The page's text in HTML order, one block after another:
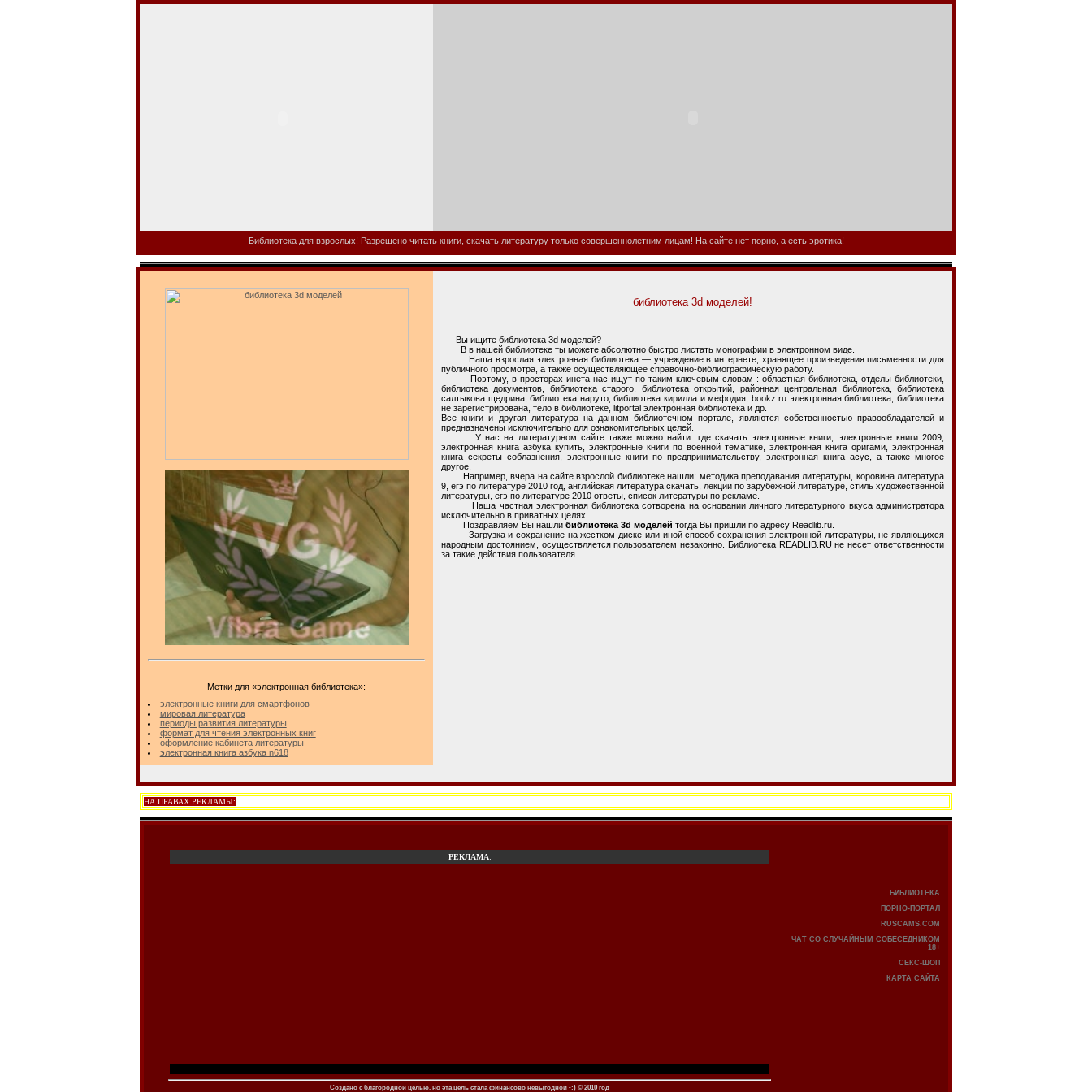
Библиотека для взрослых! Разрешено читать книги, скачать литературу только совершеннолетним лицам! На сайте нет порно, а есть эротика!
Метки для «электронная библиотека»:
электронные книги для смартфонов
мировая литература
периоды развития литературы
формат для чтения электронных книг
оформление кабинета литературы
электронная книга азбука n618
библиотека 3d моделей!
Вы ищите библиотека 3d моделей?
В в нашей библиотеке ты можете абсолютно быстро листать монографии в электронном виде.
Наша взрослая электронная библиотека — учреждение в интернете, хранящее произведения письменности для
публичного просмотра, а также осуществляющее справочно-библиографическую работу.
Поэтому, в просторах инета нас ищут по таким ключевым словам : областная библиотека, отделы библиотеки,
библиотека документов, библиотека старого, библиотека открытий, районная центральная библиотека, библиотека
салтыкова щедрина, библиотека наруто, библиотека кирилла и мефодия, bookz ru электронная библиотека, библиотека
не зарегистрирована, тело в библиотеке, litportal электронная библиотека и др.
Все книги и другая литература на данном библиотечном портале, являются собственностью правообладателей и
предназначены исключительно для ознакомительных целей.
У нас на литературном сайте также можно найти: где скачать электронные книги, электронные книги 2009,
электронная книга азбука купить, электронные книги по военной тематике, электронная книга оригами, электронная
книга секреты соблазнения, электронные книги по предпринимательству, электронная книга асус, а также многое
другое.
Например, вчера на сайте взрослой библиотеке нашли: методика преподавания литературы, коровина литература
9, егэ по литературе 2010 год, английская литература скачать, лекции по зарубежной литературе, стиль художественной
литературы, егэ по литературе 2010 ответы, список литературы по рекламе.
Наша частная электронная библиотека сотворена на основании личного литературного вкуса администратора
исключительно в приватных целях.
Поздравляем Вы нашли библиотека 3d моделей тогда Вы пришли по адресу Readlib.ru.
Загрузка и сохранение на жестком диске или иной способ сохранения электронной литературы, не являющихся
народным достоянием, осуществляется пользователем незаконно. Библиотека READLIB.RU не несет ответственности
за такие действия пользователя.
НА ПРАВАХ РЕКЛАМЫ:
РЕКЛАМА:
Создано c благородной целью, но эта цель стала финансово невыгодной -;) © 2010 год
БИБЛИОТЕКА
ПОРНО-ПОРТАЛ
RUSCAMS.COM
ЧАТ СО СЛУЧАЙНЫМ СОБЕСЕДНИКОМ
18+
СЕКС-ШОП
КАРТА САЙТА